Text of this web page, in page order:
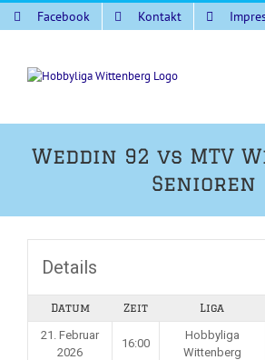
Zum
Inhalt
Facebook Kontakt
Weddin 92 vs MTV
Senioren
Details
Datum Zeit Liga
21. Februar
2026
16:00
Hobbyliga
Wittenberg